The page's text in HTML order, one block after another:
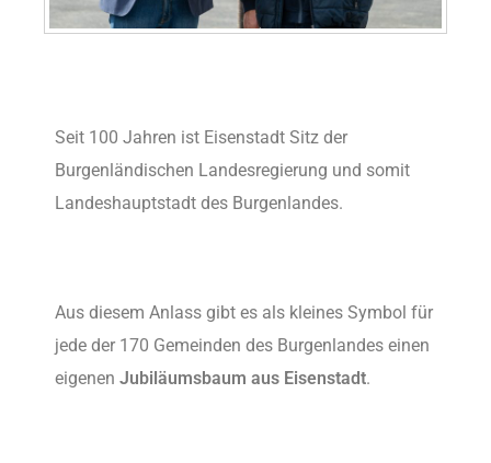
Seit 100 Jahren ist Eisenstadt Sitz der
Burgenländischen Landesregierung und somit
Landeshauptstadt des Burgenlandes.
Aus diesem Anlass gibt es als kleines Symbol für
jede der 170 Gemeinden des Burgenlandes einen
eigenen Jubiläumsbaum aus Eisenstadt.